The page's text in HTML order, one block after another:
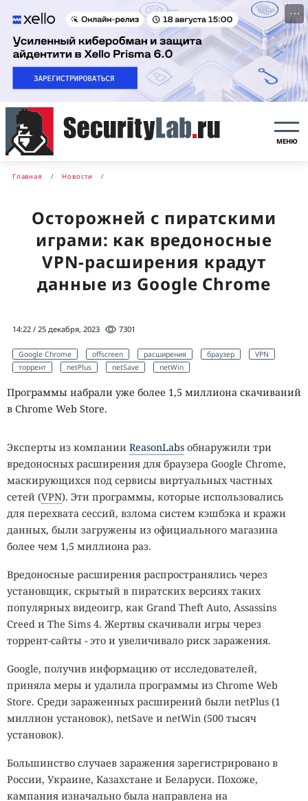
···
МЕНЮ
Главная Новости
Осторожней с пиратскими
играми: как вредоносные
VPN-расширения крадут
данные из Google Chrome
14:22 / 25 декабря, 2023 7301
Google Chrome offscreen расширения браузер
VPN
торрент
netPlus netSave netWin
Программы набрали уже более 1,5 миллиона скачиваний
в Chrome Web Store.
Эксперты из компании ReasonLabs обнаружили три
вредоносных расширения для браузера Google Chrome,
маскирующихся под сервисы виртуальных частных
сетей (VPN). Эти программы, которые использовались
для перехвата сессий, взлома систем кэшбэка и кражи
данных, были загружены из официального магазина
более чем 1,5 миллиона раз.
Вредоносные расширения распространялись через
установщик, скрытый в пиратских версиях таких
популярных видеоигр, как Grand Theft Auto, Assassins
Creed и The Sims 4. Жертвы скачивали игры через
торрент-сайты - это и увеличивало риск заражения.
Google, получив информацию от исследователей,
приняла меры и удалила программы из Chrome Web
Store. Среди зараженных расширений были netPlus (1
миллион установок), netSave и netWin (500 тысяч
установок).
Большинство случаев заражения зарегистрировано в
России, Украине, Казахстане и Беларуси. Похоже,
кампания изначально была направлена на